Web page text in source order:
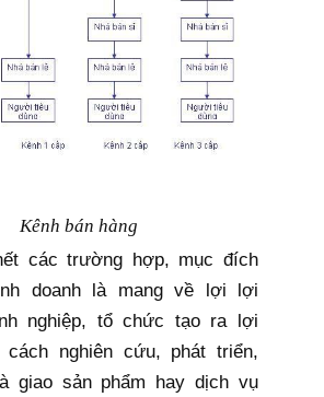
Kênh bán hàng
các trường hợp, mục đích
doanh là mang về lợi lợi
nghiệp, tổ chức tạo ra lợi
cách nghiên cứu, phát triển,
giao sản phẩm hay dịch vụ